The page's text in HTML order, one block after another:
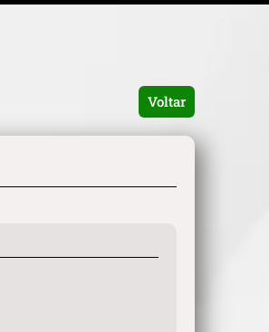
Voltar